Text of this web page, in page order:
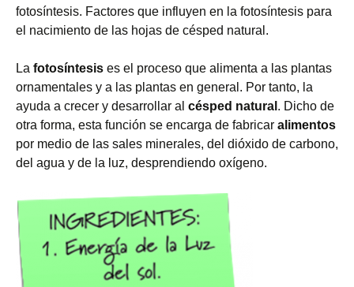
fotosíntesis. Factores que influyen en la fotosíntesis para
el nacimiento de las hojas de césped natural.
La fotosíntesis es el proceso que alimenta a las plantas
ornamentales y a las plantas en general. Por tanto, la
ayuda a crecer y desarrollar al césped natural . Dicho de
otra forma, esta función se encarga de fabricar alimentos
por medio de las sales minerales, del dióxido de carbono,
del agua y de la luz, desprendiendo oxígeno.